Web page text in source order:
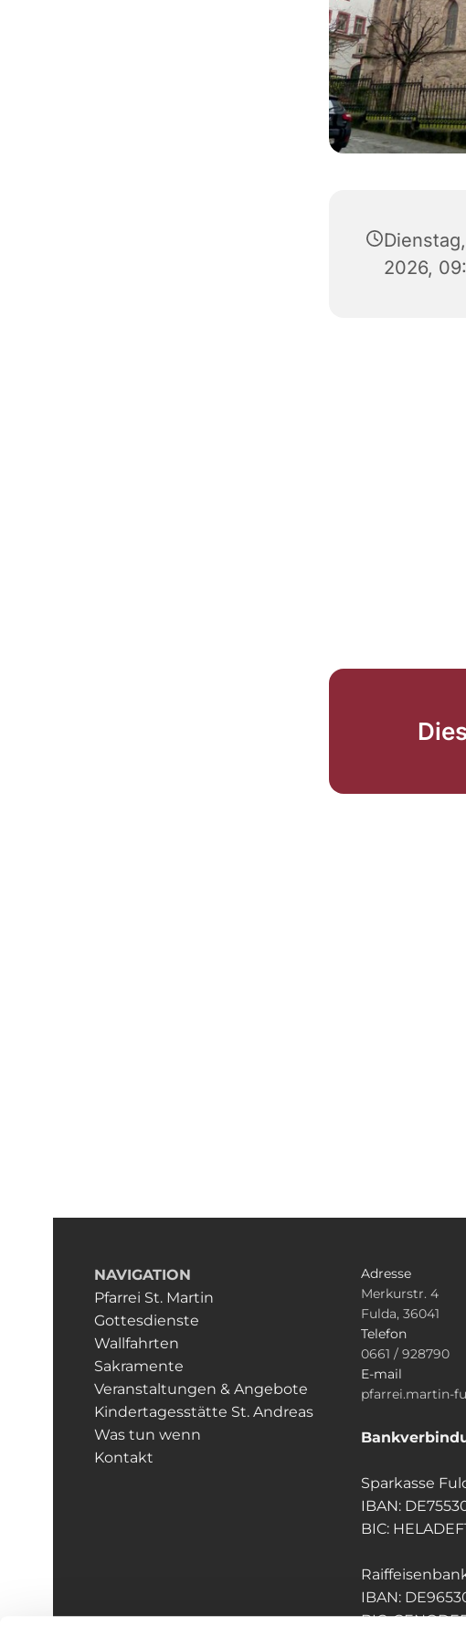
2026,
NAVIGATION
Pfarrei St. Martin
Gottesdienste
Wallfahrten
Sakramente
Veranstaltungen & Angebote
Kindertagesstätte St. Andreas
Was tun wenn
Kontakt
Adresse
Merkurstr. 4
Fulda, 36041
Telefon
0661 / 928790
E-mail
pfarrei.martin-
Sparkasse
IBAN:
BIC:
IBAN:
BIC: